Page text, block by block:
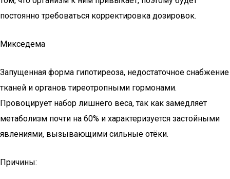
постоянно требоваться корректировка дозировок.
Микседема
Запущенная форма гипотиреоза, недостаточное снабжение
тканей и органов тиреотропными гормонами.
Провоцирует набор лишнего веса, так как замедляет
метаболизм почти на 60% и характеризуется застойными
явлениями, вызывающими сильные отёки.
Причины: